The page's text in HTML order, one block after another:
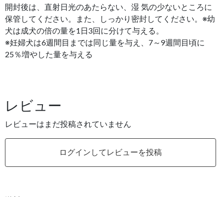
開封後は、直射日光のあたらない、湿 気の少ないところに
保管してください。また、しっかり密封してください。※幼
犬は成犬の倍の量を1日3回に分けて与える。
※妊婦犬は6週間目までは同じ量を与え、7～9週間目頃に
25％増やした量を与える
レビュー
レビューはまだ投稿されていません
ログインしてレビューを投稿